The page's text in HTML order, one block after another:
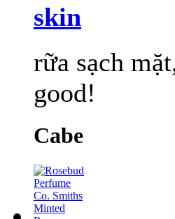
skin
rữa sạch
good!
Cabe